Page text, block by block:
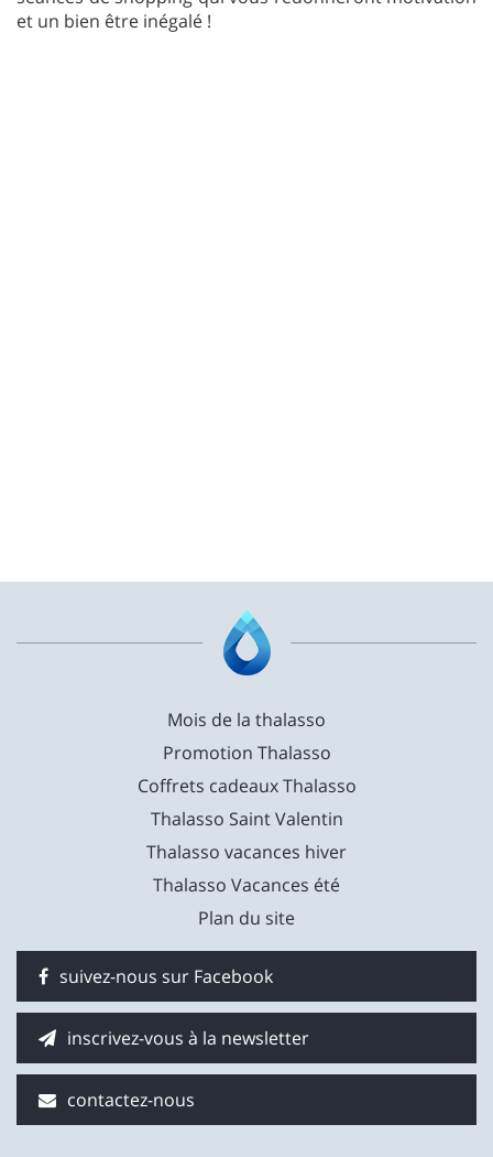
et un bien être inégalé !
Mois de la thalasso
Promotion Thalasso
Coffrets cadeaux Thalasso
Thalasso Saint Valentin
Thalasso vacances hiver
Thalasso Vacances été
Plan du site
suivez-nous sur Facebook
inscrivez-vous à la newsletter
contactez-nous